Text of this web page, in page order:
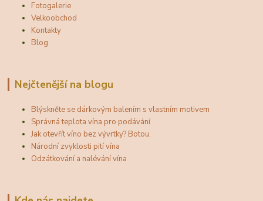
Fotogalerie
Velkoobchod
Kontakty
Blog
Nejčtenější na blogu
Blýskněte se dárkovým balením s vlastním motivem
Správná teplota vína pro podávání
Jak otevřít víno bez vývrtky? Botou.
Národní zvyklosti pití vína
Odzátkování a nalévání vína